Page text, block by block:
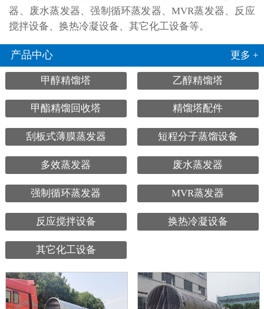
器、废水蒸发器、强制循环蒸发器、MVR蒸发器、反应
搅拌设备、换热冷凝设备、其它化工设备等。
产品中心 更多 +
甲醇精馏塔 乙醇精馏塔
甲酯精馏回收塔 精馏塔配件
刮板式薄膜蒸发器 短程分子蒸馏设备
多效蒸发器 废水蒸发器
强制循环蒸发器 MVR蒸发器
反应搅拌设备 换热冷凝设备
其它化工设备